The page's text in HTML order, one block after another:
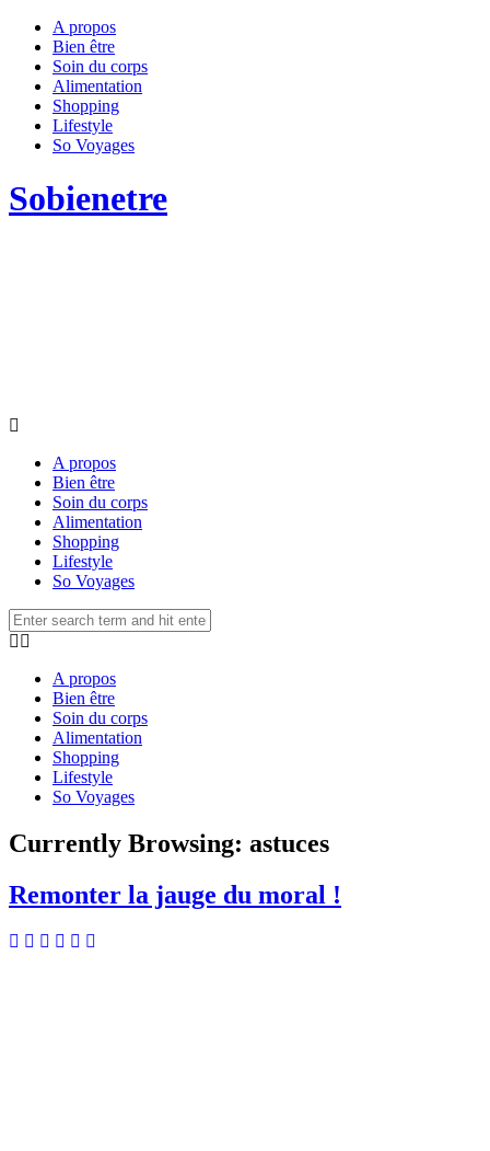
A propos
Bien être
Soin du corps
Alimentation
Shopping
Lifestyle
So Voyages
Sobienetre
A propos
Bien être
Soin du corps
Alimentation
Shopping
Lifestyle
So Voyages
A propos
Bien être
Soin du corps
Alimentation
Shopping
Lifestyle
So Voyages
Currently Browsing: astuces
Remonter la jauge du moral !